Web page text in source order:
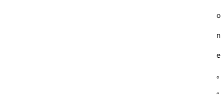
o
n
e
。
”